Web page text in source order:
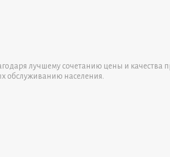
лучшему сочетанию цены и качества
обслуживанию населения.